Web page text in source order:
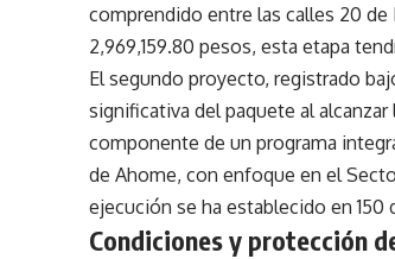
comprendido entre las calles 20
2,969,159.80 pesos, esta etapa
El segundo proyecto, registrado
significativa del paquete al
componente de un programa
de Ahome, con enfoque en el
ejecución se ha establecido en 150
Condiciones y protección